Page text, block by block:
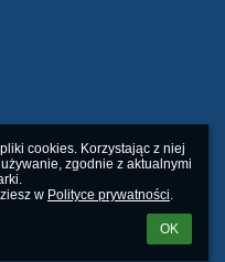
cookies. Korzystając z niej
zgodnie z aktualnymi
w Polityce prywatności.
OK